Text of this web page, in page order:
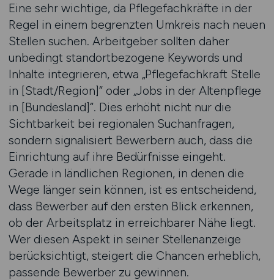
Eine sehr wichtige, da Pflegefachkräfte in der
Regel in einem begrenzten Umkreis nach neuen
Stellen suchen. Arbeitgeber sollten daher
unbedingt standortbezogene Keywords und
Inhalte integrieren, etwa „Pflegefachkraft Stelle
in [Stadt/Region]“ oder „Jobs in der Altenpflege
in [Bundesland]“. Dies erhöht nicht nur die
Sichtbarkeit bei regionalen Suchanfragen,
sondern signalisiert Bewerbern auch, dass die
Einrichtung auf ihre Bedürfnisse eingeht.
Gerade in ländlichen Regionen, in denen die
Wege länger sein können, ist es entscheidend,
dass Bewerber auf den ersten Blick erkennen,
ob der Arbeitsplatz in erreichbarer Nähe liegt.
Wer diesen Aspekt in seiner Stellenanzeige
berücksichtigt, steigert die Chancen erheblich,
passende Bewerber zu gewinnen.